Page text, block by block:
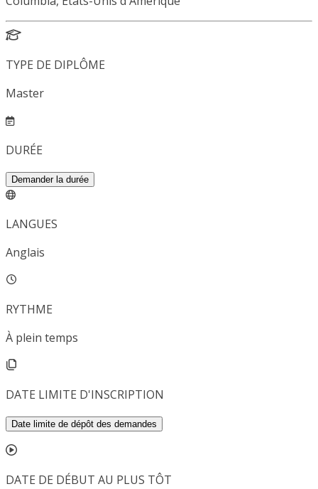
TYPE DE DIPLÔME
Master
DURÉE
Demander la durée
LANGUES
Anglais
RYTHME
À plein temps
DATE LIMITE D'INSCRIPTION
Date limite de dépôt des demandes
DATE DE DÉBUT AU PLUS TÔT